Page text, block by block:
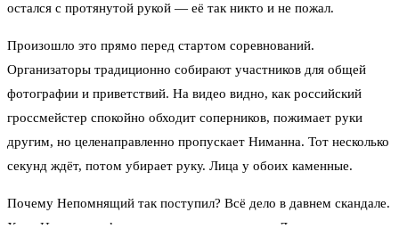
остался с протянутой рукой — её так никто и не пожал.
Произошло это прямо перед стартом соревнований.
Организаторы традиционно собирают участников для общей
фотографии и приветствий. На видео видно, как российский
гроссмейстер спокойно обходит соперников, пожимает руки
другим, но целенаправленно пропускает Ниманна. Тот несколько
секунд ждёт, потом убирает руку. Лица у обоих каменные.
Почему Непомнящий так поступил? Всё дело в давнем скандале.
Ханс Ниманн — фигура в шахматах спорная. Два года назад